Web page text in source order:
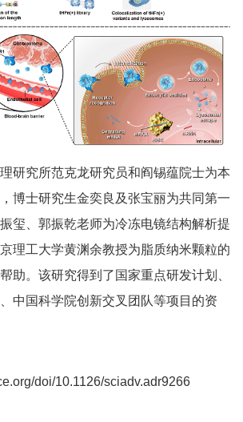
研究所范克龙研究员和阎锡蕴院士为本
博士研究生金奕良及张宝丽为共同第一
玺、郭振乾老师为冷冻电镜结构解析提
理工大学黄渊余教授为脂质纳米颗粒的
助。该研究得到了国家重点研发计划、
中国科学院创新交叉团队等项目的资
doi/10.1126/sciadv.adr9266